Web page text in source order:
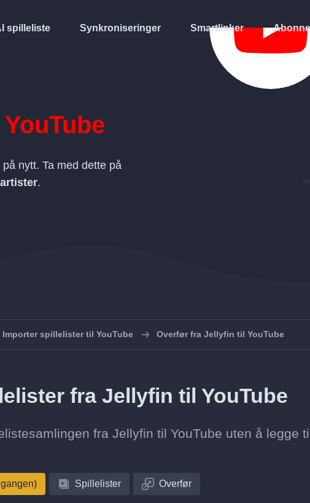
spilleliste Synkroniseringer Smartlinker
YouTube
nytt. Ta med dette på
.
Importer spillelister til YouTube Overfør fra Jellyfin til YouTube
fra Jellyfin til YouTube
fra Jellyfin til YouTube uten å legge
Spillelister Overfør